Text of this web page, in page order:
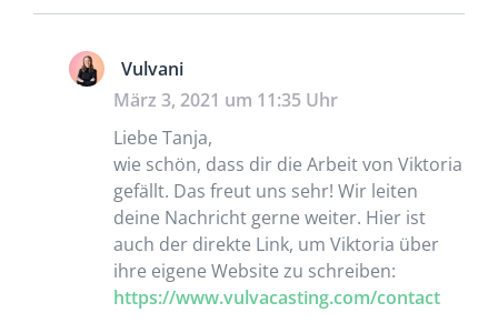
Vulvani
März 3, 2021 um 11:35 Uhr
Liebe Tanja,
wie schön, dass dir die Arbeit von Viktoria
gefällt. Das freut uns sehr! Wir leiten
deine Nachricht gerne weiter. Hier ist
auch der direkte Link, um Viktoria über
ihre eigene Website zu schreiben:
https://www.vulvacasting.com/contact